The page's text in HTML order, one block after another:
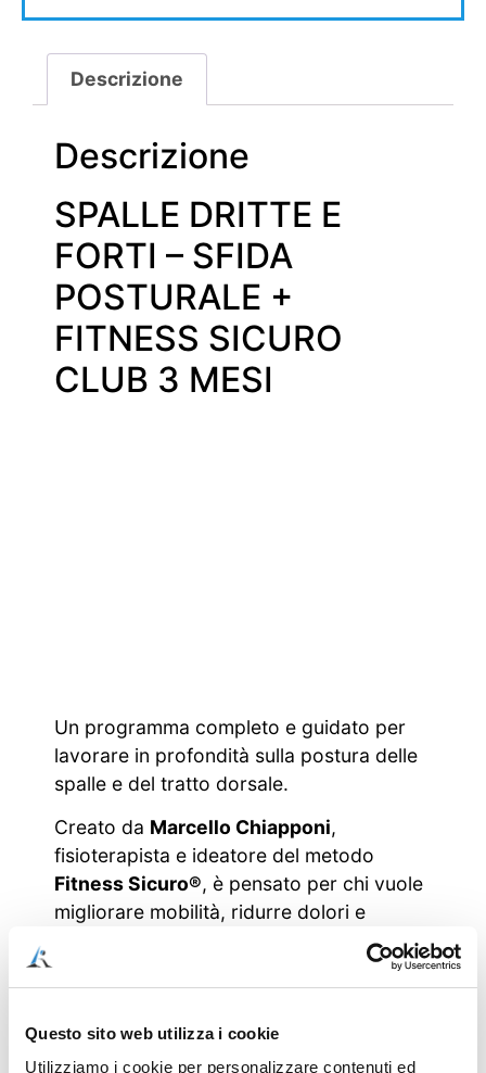
Questo sito web utilizza i cookie
Utilizziamo i cookie per personalizzare contenuti ed
Descrizione
Descrizione
SPALLE DRITTE E
FORTI – SFIDA
POSTURALE +
FITNESS SICURO
CLUB 3 MESI
Un programma completo e guidato per
lavorare in profondità sulla postura delle
spalle e del tratto dorsale.
Creato da Marcello Chiapponi,
fisioterapista e ideatore del metodo
Fitness Sicuro®, è pensato per chi vuole
migliorare mobilità, ridurre dolori e
alleggerire tensioni muscolari ed emotive.
COSA INCLUDE IL